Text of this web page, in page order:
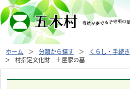
ホーム 分類から探す くらし・手続き
村指定文化財 土屋家の墓